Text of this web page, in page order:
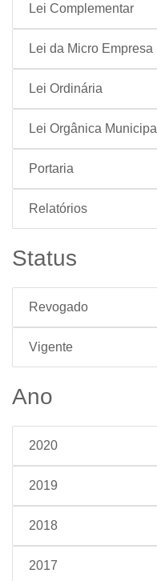
Lei Complementar
Lei da Micro Empresa
Lei Ordinária
Lei Orgânica Municipal
Portaria
Relatórios
Status
Revogado
Vigente
Ano
2020
2019
2018
2017